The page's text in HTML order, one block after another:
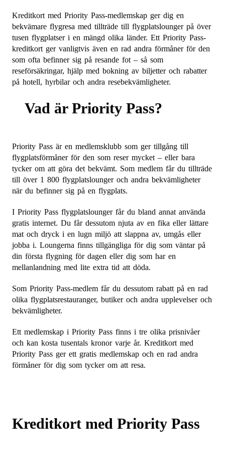
Kreditkort med Priority Pass-medlemskap ger dig en
bekvämare flygresa med tillträde till flygplatslounger på över
tusen flygplatser i en mängd olika länder. Ett Priority Pass-
kreditkort ger vanligtvis även en rad andra förmåner för den
som ofta befinner sig på resande fot – så som
reseförsäkringar, hjälp med bokning av biljetter och rabatter
på hotell, hyrbilar och andra resebekvämligheter.
Vad är Priority Pass?
Priority Pass är en medlemsklubb som ger tillgång till
flygplatsförmåner för den som reser mycket – eller bara
tycker om att göra det bekvämt. Som medlem får du tillträde
till över 1 800 flygplatslounger och andra bekvämligheter
när du befinner sig på en flygplats.
I Priority Pass flygplatslounger får du bland annat använda
gratis internet. Du får dessutom njuta av en fika eller lättare
mat och dryck i en lugn miljö att slappna av, umgås eller
jobba i. Loungerna finns tillgängliga för dig som väntar på
din första flygning för dagen eller dig som har en
mellanlandning med lite extra tid att döda.
Som Priority Pass-medlem får du dessutom rabatt på en rad
olika flygplatsrestauranger, butiker och andra upplevelser och
bekvämligheter.
Ett medlemskap i Priority Pass finns i tre olika prisnivåer
och kan kosta tusentals kronor varje år. Kreditkort med
Priority Pass ger ett gratis medlemskap och en rad andra
förmåner för dig som tycker om att resa.
Kreditkort med Priority Pass